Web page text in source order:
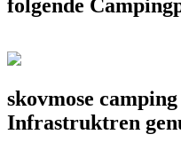
folgende
skovmose
Infrastruktren